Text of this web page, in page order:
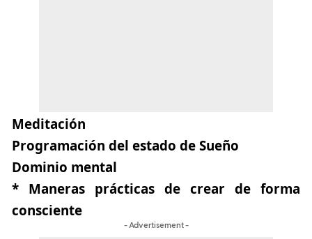
Meditación
Programación del estado de Sueño
Dominio mental
* Maneras prácticas de crear de forma
consciente
- Advertisement -